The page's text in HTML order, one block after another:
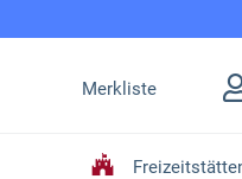
Merkliste